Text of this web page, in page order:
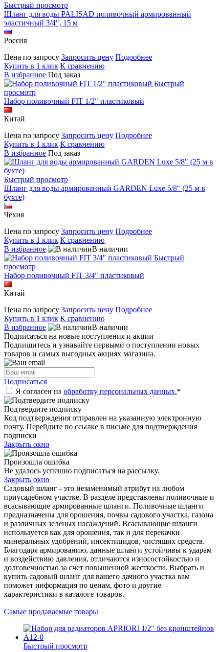
Быстрый просмотр
Шланг для воды PALISAD поливочный армированный
эластичный 3/4", 15 м
Россия
Цена по запросу Запросить цену Подробнее
Купить в 1 клик К сравнению
В избранное Под заказ
Быстрый
просмотр
Набор поливочный FIT 1/2" пластиковый
Китай
Цена по запросу Запросить цену Подробнее
Купить в 1 клик К сравнению
В избранное Под заказ
Быстрый просмотр
Шланг для воды армированный GARDEN Luxe 5/8" (25 м в
бухте)
Чехия
Цена по запросу Запросить цену Подробнее
Купить в 1 клик К сравнению
В избранное
В наличии
Быстрый
просмотр
Набор поливочный FIT 3/4" пластиковый
Китай
Цена по запросу Запросить цену Подробнее
Купить в 1 клик К сравнению
В избранное
В наличии
Подписаться на новые поступления и акции
Подпишитесь и узнавайте первыми о поступлении новых
товаров и самых выгодных акциях магазина.
Подписаться
Я согласен на обработку персональных данных.*
Подтвердите подписку
Код подтверждения отправлен на указанную электронную
почту. Перейдите по ссылке в письме для подтверждения
подписки
Закрыть окно
Произошла ошибка
Не удалось успешно подписаться на рассылку.
Закрыть окно
Садовый шланг - это незаменимый атрибут на любом
приусадебном участке. В разделе представлены поливочные и
всасывающие армированные шланги. Поливочные шланги
предназначены для орошения, почвы садового участка, газона
и различных зеленых насаждений. Всасывающие шланги
используется как для орошения, так и для перекачки
минеральных удобрений, инсектицидов, чистящих средств.
Благодаря армированию, данные шланги устойчивы к ударам
и воздействию давления, отличаются износостойкостью и
долговечностью за счет повышенной жесткости. Выбрать и
купить садовый шланг для вашего дачного участка вам
поможет информация по ценам, фото и другие
характеристики в каталоге товаров.
Самые продаваемые товары
Быстрый просмотр